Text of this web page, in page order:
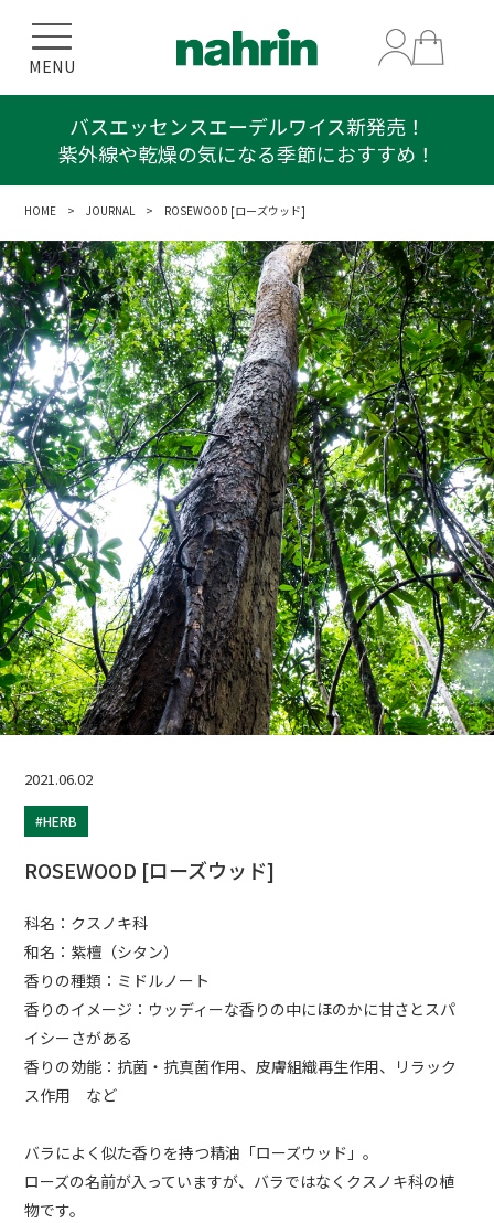
MENU
バスエッセンスエーデルワイス新発売！
紫外線や乾燥の気になる季節におすすめ！
HOME >JOURNAL> ROSEWOOD [ローズウッド]
2021.06.02
#HERB
ROSEWOOD [ローズウッド]
科名：クスノキ科
和名：紫檀（シタン）
香りの種類：ミドルノート
香りのイメージ：ウッディーな香りの中にほのかに甘さとスパ
イシーさがある
香りの効能：抗菌・抗真菌作用、皮膚組織再生作用、リラック
ス作用 など
バラによく似た香りを持つ精油「ローズウッド」。
ローズの名前が入っていますが、バラではなくクスノキ科の植
物です。